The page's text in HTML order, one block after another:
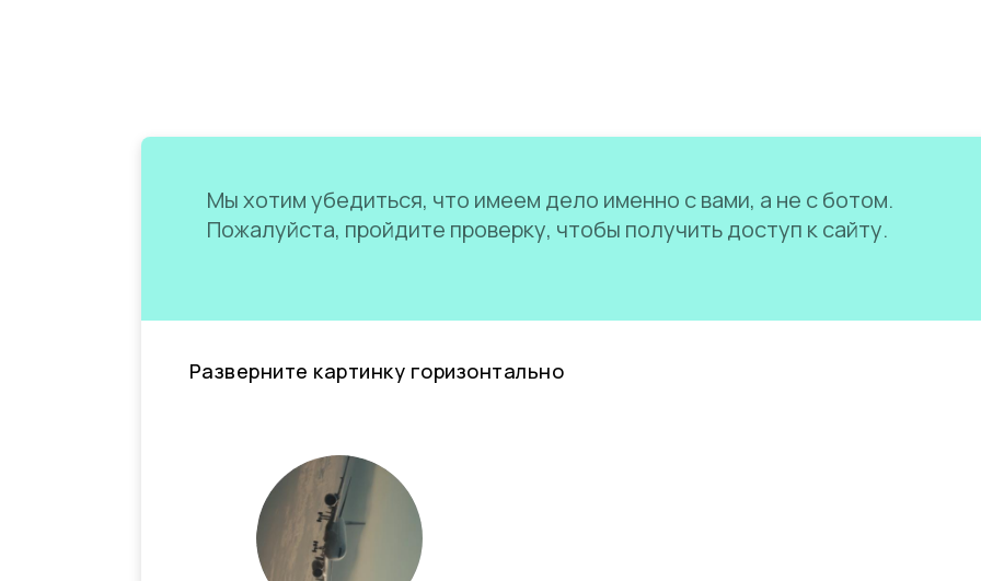
Мы хотим убедиться, что имеем дело именно с вами, а не с ботом.
Пожалуйста, пройдите проверку, чтобы получить доступ к сайту.
Разверните картинку горизонтально